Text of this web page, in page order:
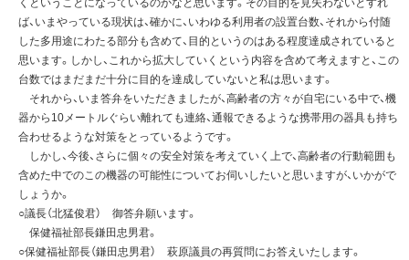
くということになっているのかなと思います。その目的を見失わないとすれ
ば、いまやっている現状は、確かに、いわゆる利用者の設置台数、それから付随
した多用途にわたる部分も含めて、目的というのはある程度達成されていると
思います。しかし、これから拡大していくという内容を含めて考えますと、この
台数ではまだまだ十分に目的を達成していないと私は思います。
それから、いま答弁をいただきましたが、高齢者の方々が自宅にいる中で、機
器から10メートルぐらい離れても連絡、通報できるような携帯用の器具も持ち
合わせるような対策をとっているようです。
しかし、今後、さらに個々の安全対策を考えていく上で、高齢者の行動範囲も
含めた中でのこの機器の可能性についてお伺いしたいと思いますが、いかがで
しょうか。
○議長（北猛俊君） 御答弁願います。
保健福祉部長鎌田忠男君。
○保健福祉部長（鎌田忠男君） 萩原議員の再質問にお答えいたします。